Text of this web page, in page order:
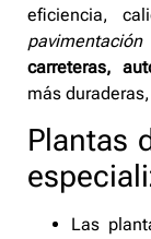
eficiencia,
pavimentación
carreteras,
más
Plantas
Las